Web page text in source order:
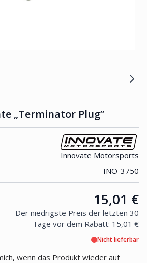
„Terminator Plug”
Innovate Motorsports
INO-3750
Price:
15,01 €
Der niedrigste Preis der letzten 30
Tage vor dem Rabatt: 15,01 €
Nicht lieferbar
wenn das Produkt wieder auf